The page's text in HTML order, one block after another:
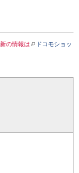
の情報は
ドコモショッ